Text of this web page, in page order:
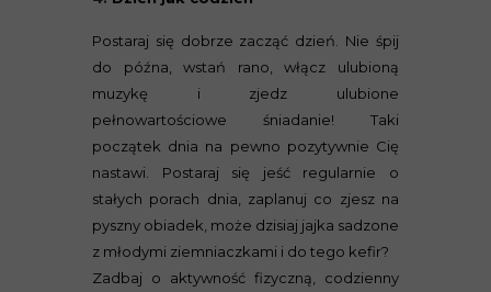
Postaraj się dobrze zacząć dzień. Nie śpij
do późna, wstań rano, włącz ulubioną
muzykę i zjedz ulubione
pełnowartościowe śniadanie! Taki
początek dnia na pewno pozytywnie Cię
nastawi. Postaraj się jeść regularnie o
stałych porach dnia, zaplanuj co zjesz na
pyszny obiadek, może dzisiaj jajka sadzone
z młodymi ziemniaczkami i do tego kefir?
Zadbaj o aktywność fizyczną, codzienny